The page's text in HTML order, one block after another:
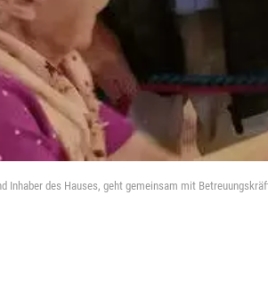
Inhaber des Hauses, geht gemeinsam mit